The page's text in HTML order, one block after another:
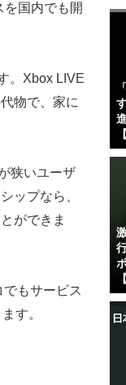
国内でも開
。Xbox LIVE
物で、家に
狭いユーザ
ップなら、
ができま
もサービス
す。